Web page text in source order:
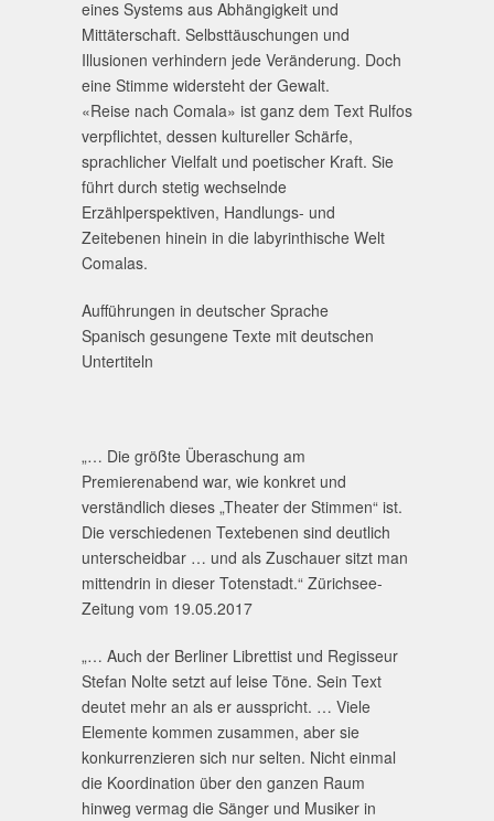
eines Systems aus Abhängigkeit und
Mittäterschaft. Selbsttäuschungen und
Illusionen verhindern jede Veränderung. Doch
eine Stimme widersteht der Gewalt.
«Reise nach Comala» ist ganz dem Text Rulfos
verpflichtet, dessen kultureller Schärfe,
sprachlicher Vielfalt und poetischer Kraft. Sie
führt durch stetig wechselnde
Erzählperspektiven, Handlungs- und
Zeitebenen hinein in die labyrinthische Welt
Comalas.
Aufführungen in deutscher Sprache
Spanisch gesungene Texte mit deutschen
Untertiteln
„… Die größte Überaschung am
Premierenabend war, wie konkret und
verständlich dieses „Theater der Stimmen“ ist.
Die verschiedenen Textebenen sind deutlich
unterscheidbar … und als Zuschauer sitzt man
mittendrin in dieser Totenstadt.“ Zürichsee-
Zeitung vom 19.05.2017
„… Auch der Berliner Librettist und Regisseur
Stefan Nolte setzt auf leise Töne. Sein Text
deutet mehr an als er ausspricht. … Viele
Elemente kommen zusammen, aber sie
konkurrenzieren sich nur selten. Nicht einmal
die Koordination über den ganzen Raum
hinweg vermag die Sänger und Musiker in